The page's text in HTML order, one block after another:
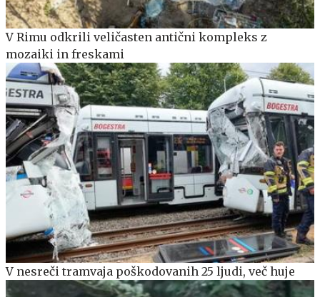
V Rimu odkrili veličasten antični kompleks z
mozaiki in freskami
V nesreči tramvaja poškodovanih 25 ljudi, več huje